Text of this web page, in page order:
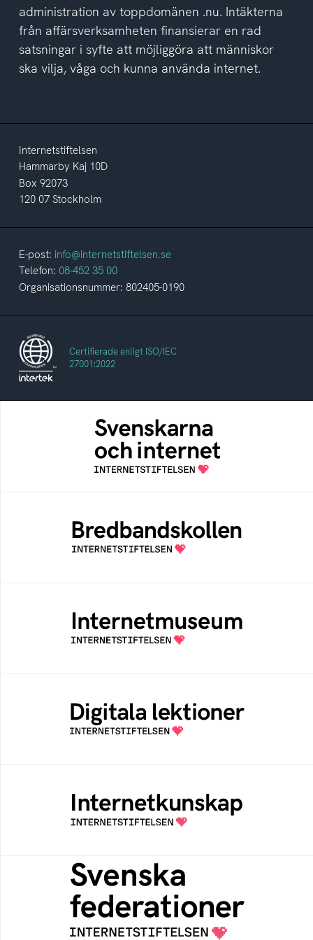
administration av toppdomänen .nu. Intäkterna
från affärsverksamheten finansierar en rad
satsningar i syfte att möjliggöra att människor
ska vilja, våga och kunna använda internet.
Internetstiftelsen
Hammarby Kaj 10D
Box 92073
120 07 Stockholm
E-post: info@internetstiftelsen.se
Telefon: 08-452 35 00
Organisationsnummer: 802405-0190
Certifierade enligt ISO/IEC
27001:2022
Svenskarna och internet
En årlig studie av svenska folkets
internetvanor
Bredbandskollen är ett oberoende
konsumentverktyg som drivs av
Internetstiftelsen
Ett digitalt museum som byggts, och kureras
av Internetstiftelsen
Öppen digital lärresurs med färdiga lektioner
för alla stadier i grundskolan
Samlad kunskap som hjälper dig att bli en
säker och medveten internetanvändare
Svenska federationer
Grunden för medlemskap i en sektors- eller
kontextspecifik federation